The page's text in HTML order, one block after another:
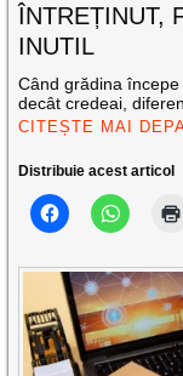
ÎNTREȚINUT,
INUTIL
Când grădina
decât credeai,
CITEȘTE MAI
Distribuie acest articol